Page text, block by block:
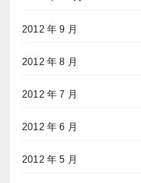
2012 年 9 月
2012 年 8 月
2012 年 7 月
2012 年 6 月
2012 年 5 月